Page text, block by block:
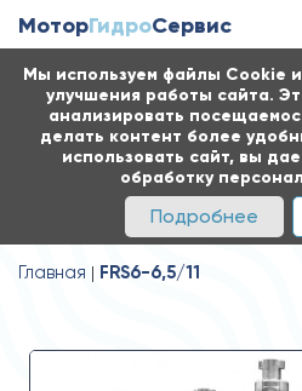
Мы используем файлы Cookie
улучшения работы сайта.
анализировать
делать контент более
использовать сайт, вы
обработку
Подробнее
МоторГидроСервис
Главная FRS6-6,5/11